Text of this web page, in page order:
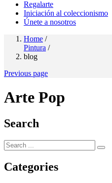
Regalarte
Iniciación al coleccionismo
Únete a nosotros
Home /
Pintura /
blog
Previous page
Arte Pop
Search
Categories